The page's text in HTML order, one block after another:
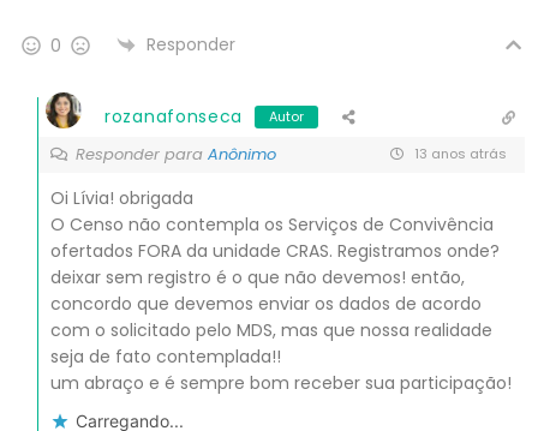
0 Responder
rozanafonseca Autor
Responder para Anônimo 13 anos atrás
Oi Lívia! obrigada
O Censo não contempla os Serviços de Convivência
ofertados FORA da unidade CRAS. Registramos onde?
deixar sem registro é o que não devemos! então,
concordo que devemos enviar os dados de acordo
com o solicitado pelo MDS, mas que nossa realidade
seja de fato contemplada!!
um abraço e é sempre bom receber sua participação!
Carregando...